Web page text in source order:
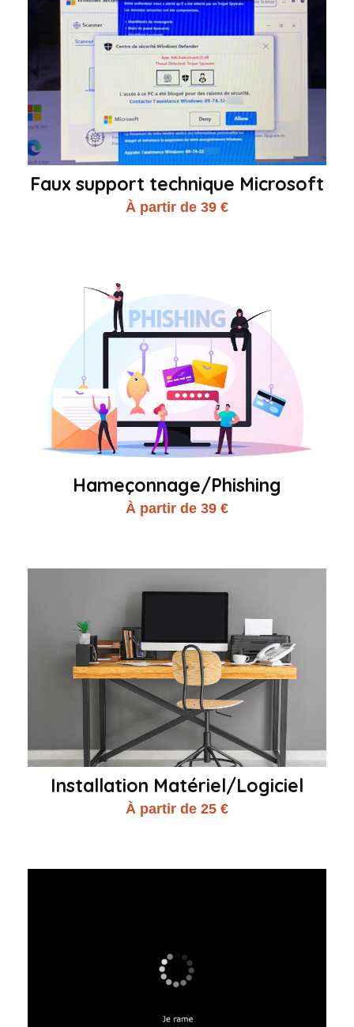
Faux support technique Microsoft
À partir de 39 €
Hameçonnage/Phishing
À partir de 39 €
Installation Matériel/Logiciel
À partir de 25 €